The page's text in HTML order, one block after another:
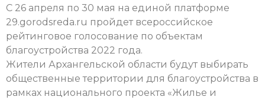
С 26 апреля по 30 мая на единой платформе
29.gorodsreda.ru пройдет всероссийское
рейтинговое голосование по объектам
благоустройства 2022 года.
Жители Архангельской области будут выбирать
общественные территории для благоустройства в
рамках национального проекта «Жилье и